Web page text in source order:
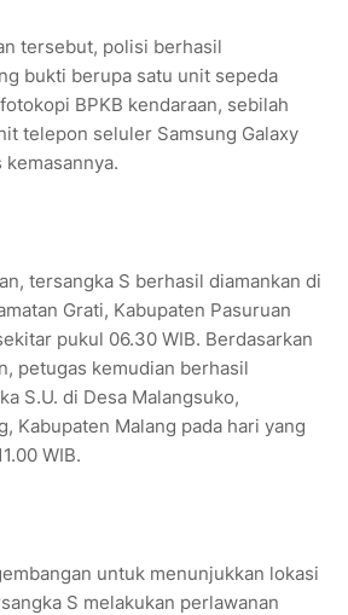
tersebut, polisi berhasil
bukti berupa satu unit sepeda
BPKB kendaraan, sebilah
telepon seluler Samsung Galaxy
tersangka S berhasil diamankan di
Grati, Kabupaten Pasuruan
pukul 06.30 WIB. Berdasarkan
petugas kemudian berhasil
S.U. di Desa Malangsuko,
Kabupaten Malang pada hari yang
WIB.
untuk menunjukkan lokasi
S melakukan perlawanan